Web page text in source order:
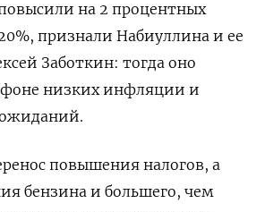
на 2 процентных
признали Набиуллина и ее
Заботкин: тогда оно
фоне низких инфляции и
повышения налогов, а
бензина и большего, чем